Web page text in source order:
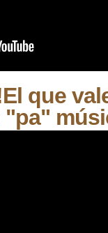
que
"pa"